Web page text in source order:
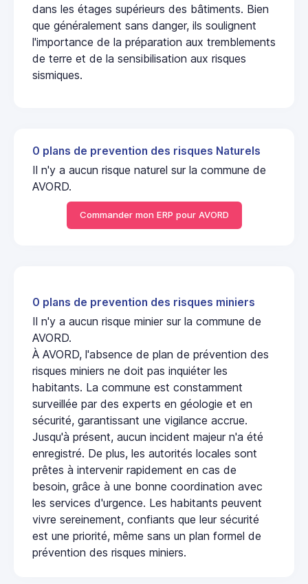
dans les étages supérieurs des bâtiments. Bien
que généralement sans danger, ils soulignent
l'importance de la préparation aux tremblements
de terre et de la sensibilisation aux risques
sismiques.
0 plans de prevention des risques Naturels
Il n'y a aucun risque naturel sur la commune de
AVORD.
Commander mon ERP pour AVORD
0 plans de prevention des risques miniers
Il n'y a aucun risque minier sur la commune de
AVORD.
À AVORD, l'absence de plan de prévention des
risques miniers ne doit pas inquiéter les
habitants. La commune est constamment
surveillée par des experts en géologie et en
sécurité, garantissant une vigilance accrue.
Jusqu'à présent, aucun incident majeur n'a été
enregistré. De plus, les autorités locales sont
prêtes à intervenir rapidement en cas de
besoin, grâce à une bonne coordination avec
les services d'urgence. Les habitants peuvent
vivre sereinement, confiants que leur sécurité
est une priorité, même sans un plan formel de
prévention des risques miniers.